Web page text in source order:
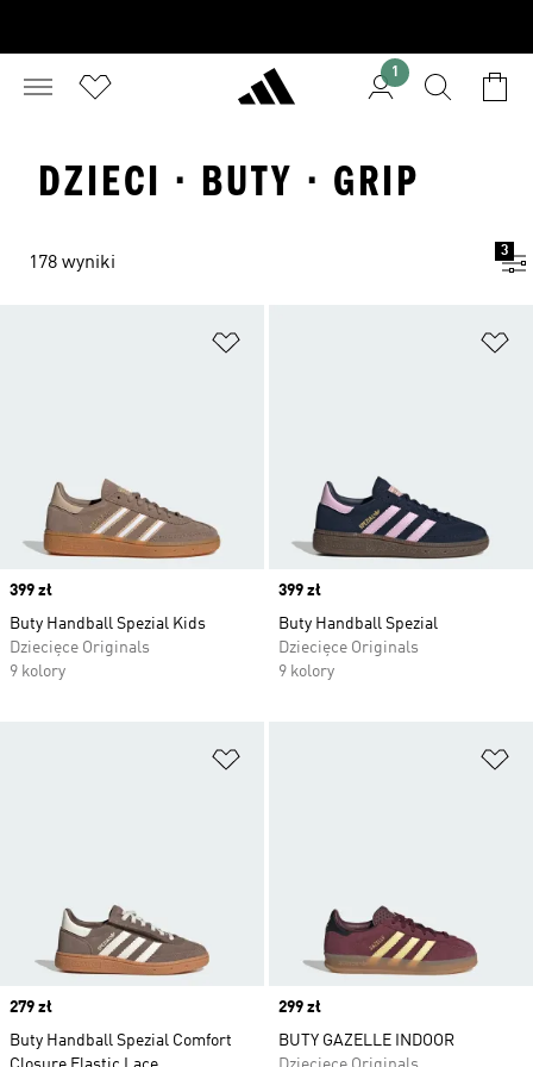
1
DZIECI · BUTY · GRIP
178 wyniki
3
Price
399 zł
Buty Handball Spezial Kids
Dziecięce Originals
9 kolory
Price
399 zł
Buty Handball Spezial
Dziecięce Originals
9 kolory
Price
279 zł
Buty Handball Spezial Comfort
Price
299 zł
BUTY GAZELLE INDOOR